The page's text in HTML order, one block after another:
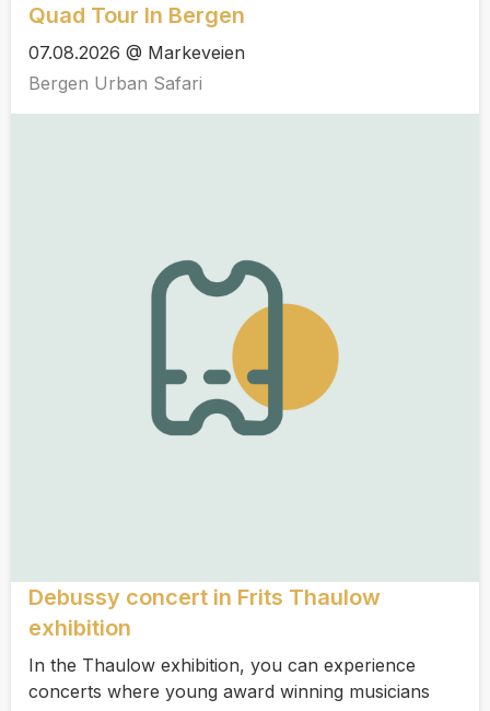
Quad Tour In Bergen
07.08.2026 @ Markeveien
Bergen Urban Safari
Debussy concert in Frits Thaulow
exhibition
In the Thaulow exhibition, you can experience
concerts where young award winning musicians